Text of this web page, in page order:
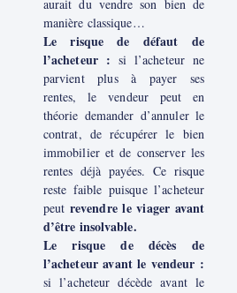
aurait du vendre son bien de
manière classique…
Le risque de défaut de
l’acheteur : si l’acheteur ne
parvient plus à payer ses
rentes, le vendeur peut en
théorie demander d’annuler le
contrat, de récupérer le bien
immobilier et de conserver les
rentes déjà payées. Ce risque
reste faible puisque l’acheteur
peut revendre le viager avant
d’être insolvable.
Le risque de décès de
l’acheteur avant le vendeur :
si l’acheteur décède avant le